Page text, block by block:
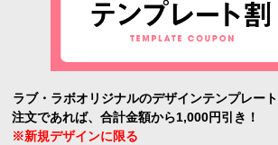
ラブ・ラボオリジナルのデザインテンプレー
注文であれば、合計金額から1,000円引き！
※新規デザインに限る